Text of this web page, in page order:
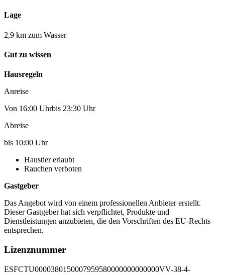
Lage
2,9 km zum Wasser
Gut zu wissen
Hausregeln
Anreise
Von 16:00 Uhrbis 23:30 Uhr
Abreise
bis 10:00 Uhr
Haustier erlaubt
Rauchen verboten
Gastgeber
Das Angebot wird von einem professionellen Anbieter erstellt.
Dieser Gastgeber hat sich verpflichtet, Produkte und
Dienstleistungen anzubieten, die den Vorschriften des EU-Rechts
entsprechen.
Lizenznummer
ESFCTU0000380150007959580000000000000VV-38-4-